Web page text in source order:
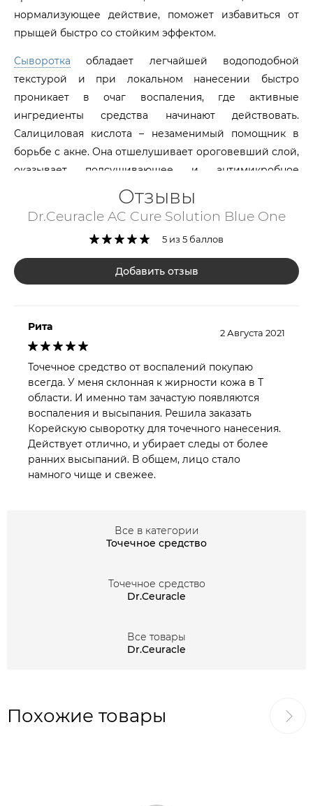
нормализующее действие, поможет избавиться от
прыщей быстро со стойким эффектом.
Сыворотка обладает легчайшей водоподобной
текстурой и при локальном нанесении быстро
проникает в очаг воспаления, где активные
ингредиенты средства начинают действовать.
Салициловая кислота – незаменимый помощник в
борьбе с акне. Она отшелушивает ороговевший слой,
оказывает подсушивающее и антимикробное
действие, очищает забитые поры, удаляет и осветляет
черные точки. Молочная кислота – осветляет
пигментацию и следы постакне, увлажняет,
отшелушивает. Лакрица заживляет и выравнивает
тон. Органические комплексы Sopholiance и
фитосфингозин обеспечивают выраженный
Средство некомедогенно и не вызывает аллергии, а
потому заказать точечную сыворотку против акне от
Dr.Ceuracleможно даже для самой чувствительной и
склонной к образованию сальных пробок и жирной
кожи.
Отзывы
Dr.Ceuracle AC Cure Solution Blue One
5 из 5 баллов
Добавить отзыв
Рита 2 Августа 2021
Точечное средство от воспалений покупаю
всегда. У меня склонная к жирности кожа в Т
области. И именно там зачастую появляются
воспаления и высыпания. Решила заказать
Корейскую сыворотку для точечного нанесения.
Действует отлично, и убирает следы от более
ранних высыпаний. В общем, лицо стало
намного чище и свежее.
Все в категории
Точечное средство
Точечное средство
Dr.Ceuracle
Все товары
Dr.Ceuracle
Похожие товары